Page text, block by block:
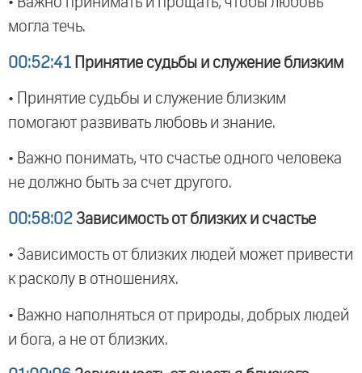
могла течь.
00:52:41 Принятие судьбы и служение близким
• Принятие судьбы и служение близким
помогают развивать любовь и знание.
• Важно понимать, что счастье одного человека
не должно быть за счет другого.
00:58:02 Зависимость от близких и счастье
• Зависимость от близких людей может привести
к расколу в отношениях.
• Важно наполняться от природы, добрых людей
и бога, а не от близких.